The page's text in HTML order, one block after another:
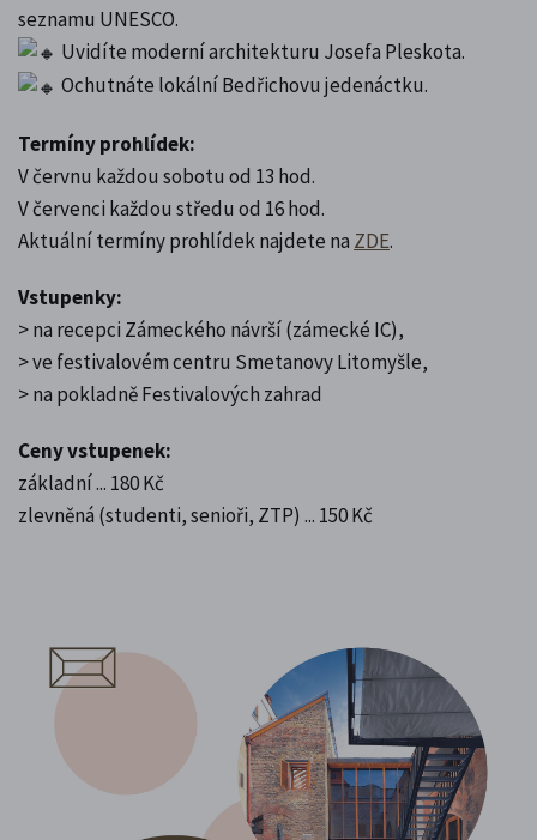
seznamu UNESCO.
Uvidíte moderní architekturu Josefa Pleskota.
Ochutnáte lokální Bedřichovu jedenáctku.
Termíny prohlídek:
V červnu každou sobotu od 13 hod.
V červenci každou středu od 16 hod.
Aktuální termíny prohlídek najdete na ZDE.
Vstupenky:
> na recepci Zámeckého návrší (zámecké IC),
> ve festivalovém centru Smetanovy Litomyšle,
> na pokladně Festivalových zahrad
Ceny vstupenek:
základní ... 180 Kč
zlevněná (studenti, senioři, ZTP) ... 150 Kč